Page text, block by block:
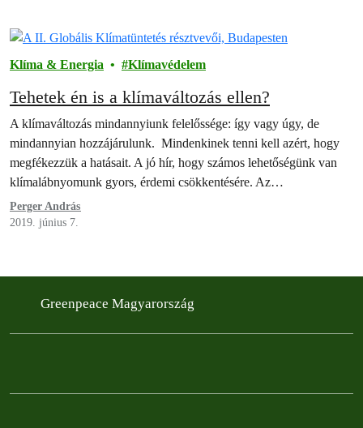
Klíma & Energia Klímavédelem
Tehetek én is a klímaváltozás ellen?
A klímaváltozás mindannyiunk felelőssége: így vagy úgy, de
mindannyian hozzájárulunk. Mindenkinek tenni kell azért, hogy
megfékezzük a hatásait. A jó hír, hogy számos lehetőségünk van
klímalábnyomunk gyors, érdemi csökkentésére. Az…
Perger András
2019. június 7.
Greenpeace Magyarország